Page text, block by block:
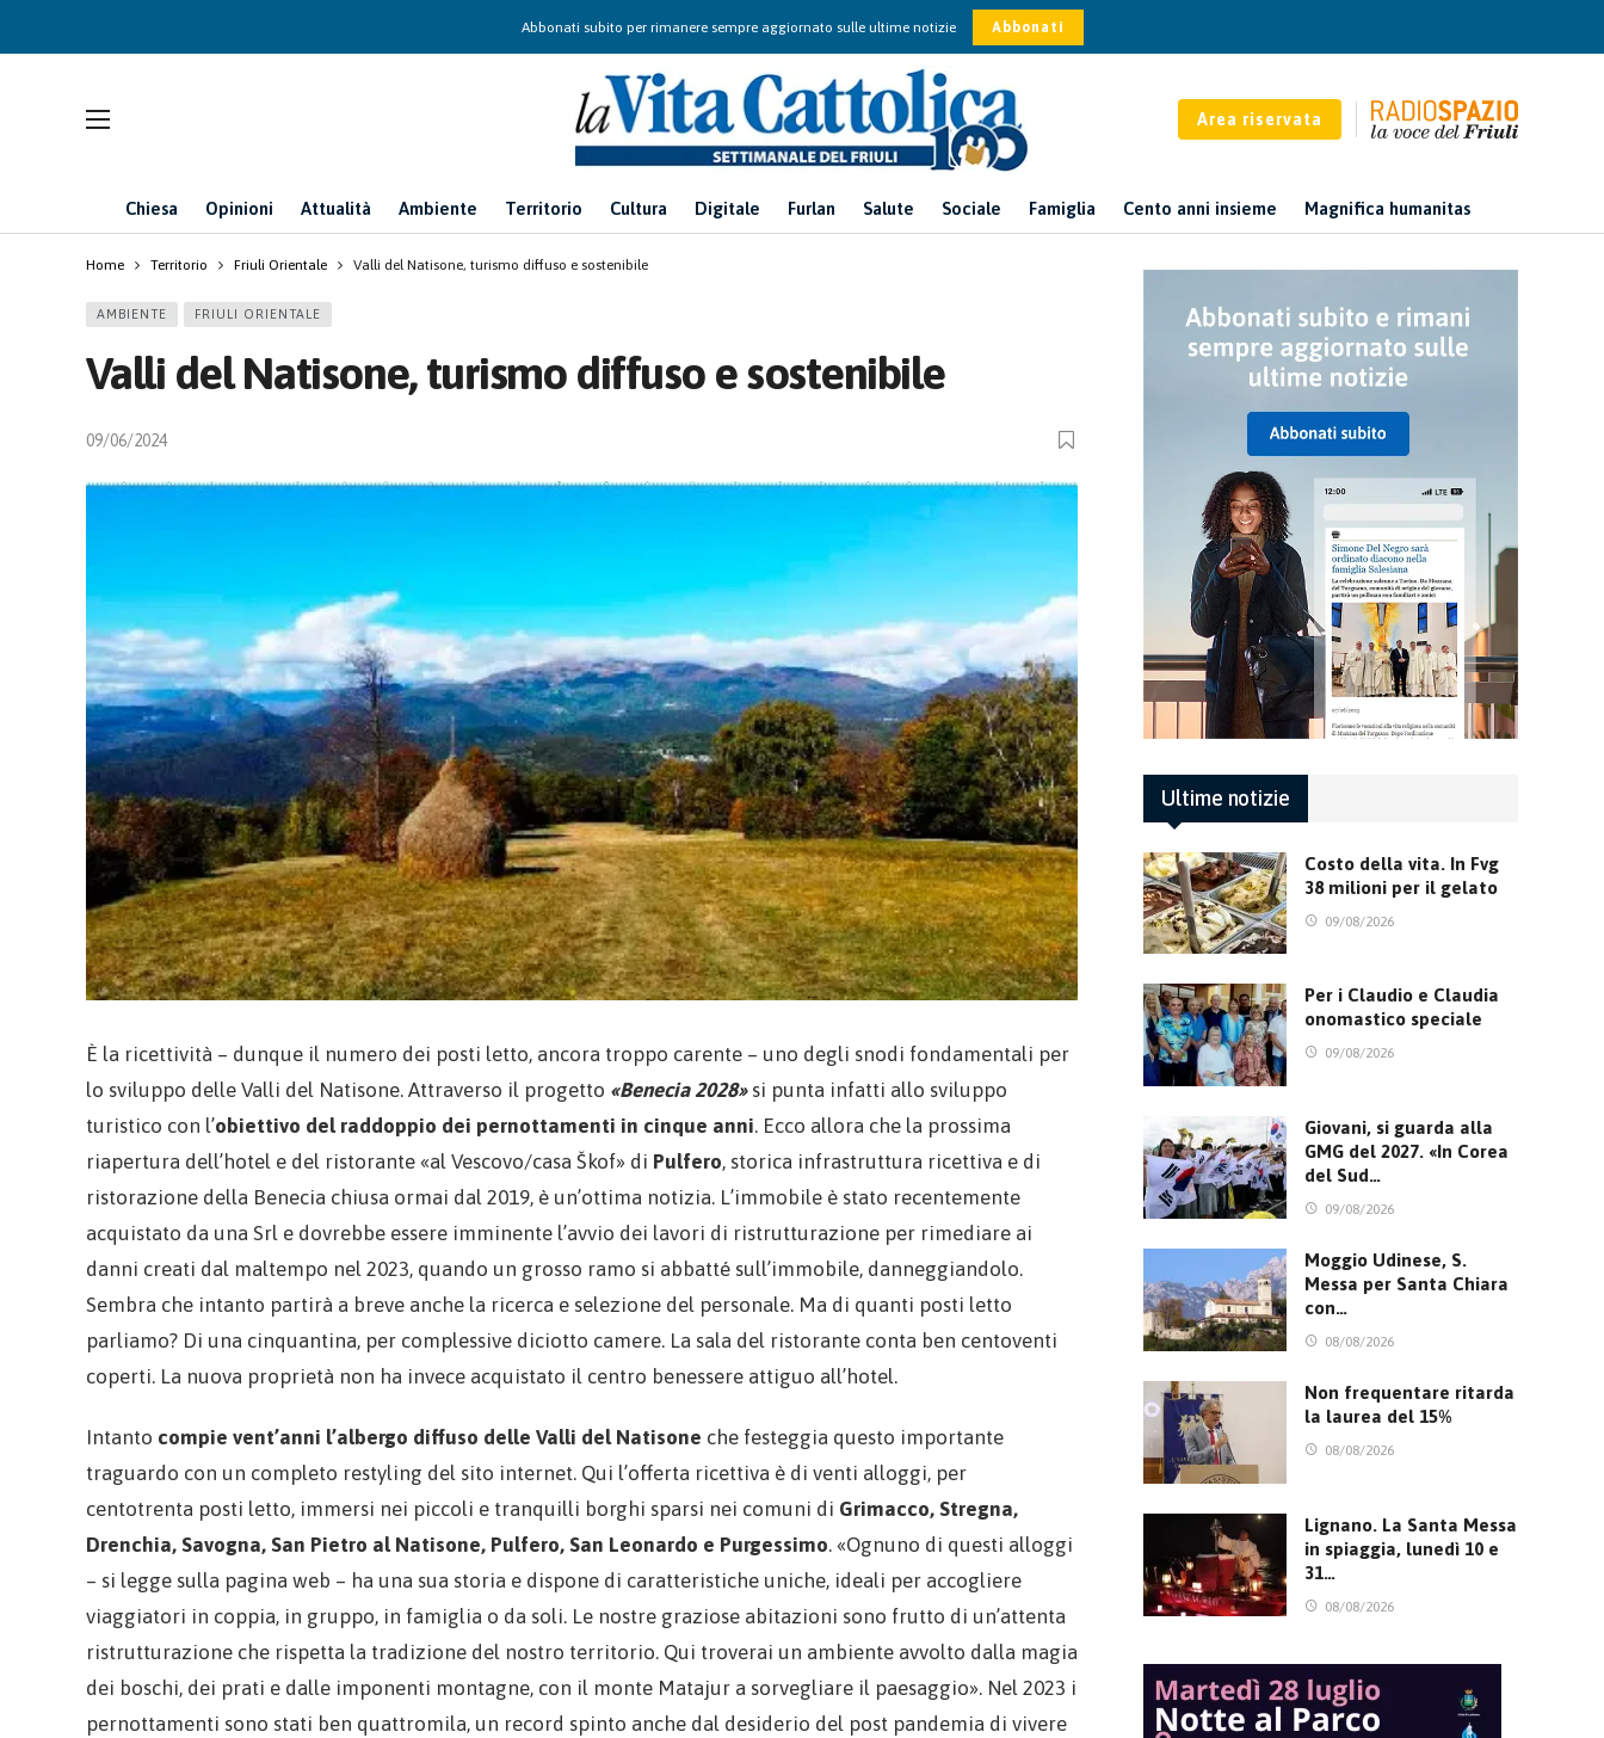
Abbonati subito per rimanere sempre aggiornato sulle ultime notizie Abbonati
Area riservata
Chiesa Opinioni Attualità Ambiente Territorio Cultura Digitale Furlan Salute Sociale Famiglia Cento anni insieme Magnifica humanitas
Home Territorio Friuli Orientale Valli del Natisone, turismo diffuso e sostenibile
AMBIENTE FRIULI ORIENTALE
Valli del Natisone, turismo diffuso e sostenibile
09/06/2024
È la ricettività – dunque il numero dei posti letto, ancora troppo carente – uno degli snodi fondamentali per
lo sviluppo delle Valli del Natisone. Attraverso il progetto «Benecia 2028»si punta infatti allo sviluppo
turistico con l’obiettivo del raddoppio dei pernottamenti in cinque anni. Ecco allora che la prossima
riapertura dell’hotel e del ristorante «al Vescovo/casa Škof» di Pulfero, storica infrastruttura ricettiva e di
ristorazione della Benecia chiusa ormai dal 2019, è un’ottima notizia. L’immobile è stato recentemente
acquistato da una Srl e dovrebbe essere imminente l’avvio dei lavori di ristrutturazione per rimediare ai
danni creati dal maltempo nel 2023, quando un grosso ramo si abbatté sull’immobile, danneggiandolo.
Sembra che intanto partirà a breve anche la ricerca e selezione del personale. Ma di quanti posti letto
parliamo? Di una cinquantina, per complessive diciotto camere. La sala del ristorante conta ben centoventi
coperti. La nuova proprietà non ha invece acquistato il centro benessere attiguo all’hotel.
Intanto compie vent’anni l’albergo diffuso delle Valli del Natisone che festeggia questo importante
traguardo con un completo restyling del sito internet. Qui l’offerta ricettiva è di venti alloggi, per
centotrenta posti letto, immersi nei piccoli e tranquilli borghi sparsi nei comuni di Grimacco, Stregna,
Drenchia, Savogna, San Pietro al Natisone, Pulfero, San Leonardo e Purgessimo. «Ognuno di questi alloggi
– si legge sulla pagina web – ha una sua storia e dispone di caratteristiche uniche, ideali per accogliere
viaggiatori in coppia, in gruppo, in famiglia o da soli. Le nostre graziose abitazioni sono frutto di un’attenta
ristrutturazione che rispetta la tradizione del nostro territorio. Qui troverai un ambiente avvolto dalla magia
dei boschi, dei prati e dalle imponenti montagne, con il monte Matajur a sorvegliare il paesaggio». Nel 2023 i
pernottamenti sono stati ben quattromila, un record spinto anche dal desiderio del post pandemia di vivere
Ultime notizie
Costo della vita. In Fvg
38 milioni per il gelato
09/08/2026
Per i Claudio e Claudia
onomastico speciale
09/08/2026
Giovani, si guarda alla
GMG del 2027. «In Corea
del Sud…
09/08/2026
Moggio Udinese, S.
Messa per Santa Chiara
con…
08/08/2026
Non frequentare ritarda
la laurea del 15%
08/08/2026
Lignano. La Santa Messa
in spiaggia, lunedì 10 e
31…
08/08/2026